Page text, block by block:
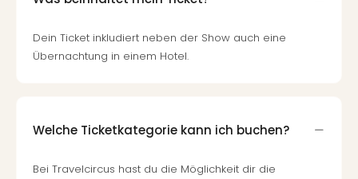
Dein Ticket inkludiert neben der Show auch eine
Übernachtung in einem Hotel.
Welche Ticketkategorie kann ich buchen?
Bei Travelcircus hast du die Möglichkeit dir die